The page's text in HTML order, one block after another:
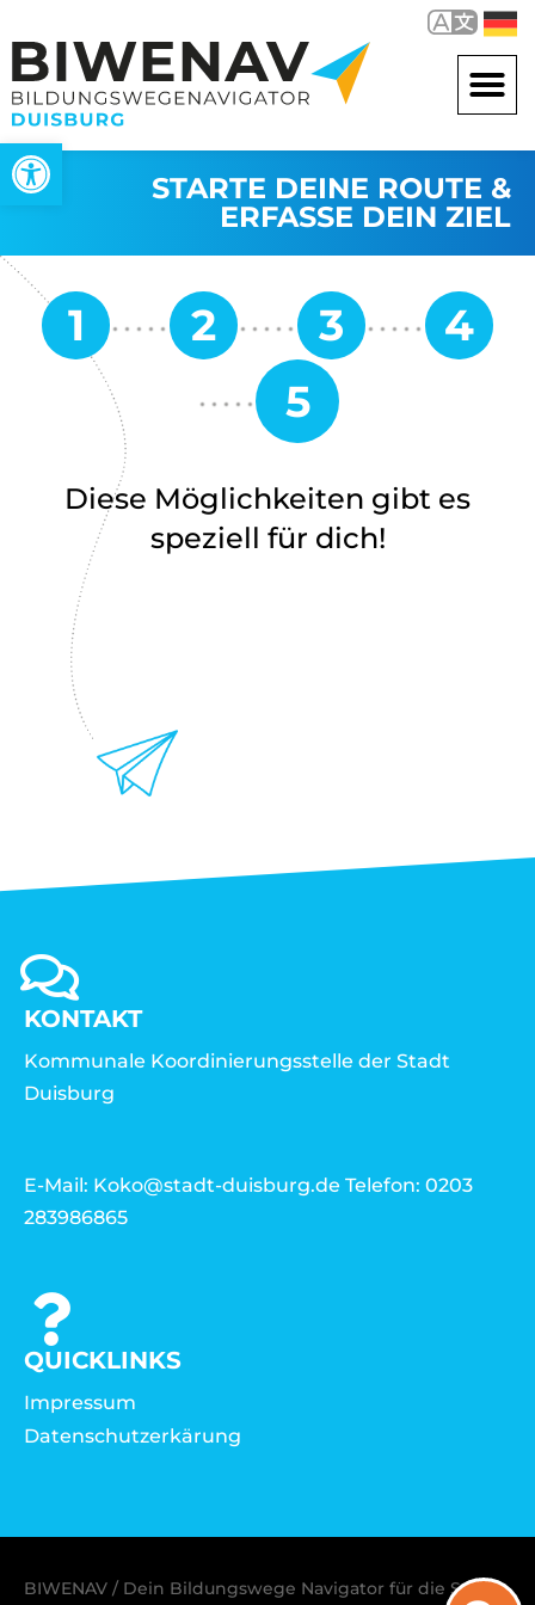
Werkzeugleiste öffnen
STARTE DEINE ROUTE &
ERFASSE DEIN ZIEL
Diese Möglichkeiten gibt es
speziell für dich!
KONTAKT
Kommunale Koordinierungsstelle der Stadt
Duisburg
E-Mail: Koko@stadt-duisburg.de Telefon: 0203
283986865
QUICKLINKS
Impressum
Datenschutzerkärung
BIWENAV / Dein Bildungswege Navigator für die Stadt